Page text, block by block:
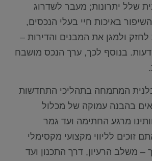
שלל יתרונות; מעבר לשדרוג
באיכות חיי בעלי הנכסים,
ולמגן את המבנים והדירות –
בנוסף לכך, ערך הנכס מושבח
המתמחה בתהליכי התחדשות
בהבנה עמוקה של מכלול
מרגע החתימה ועד גמר
זוכים לליווי מקצועי מקסימלי
– משלב הרעיון, דרך התכנון ועד